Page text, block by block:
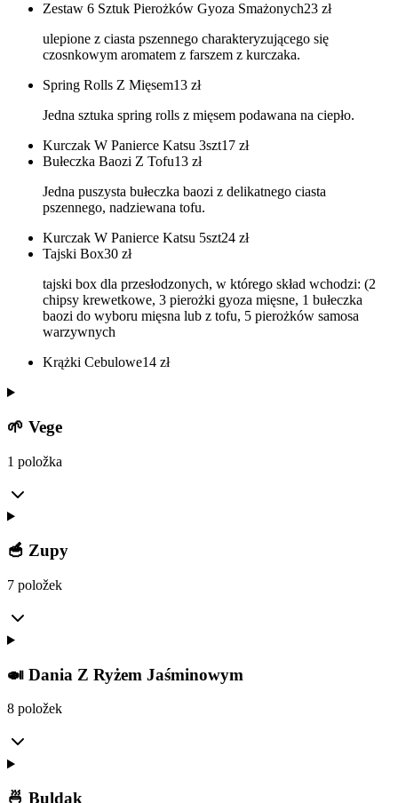
Zestaw 6 Sztuk Pierożków Gyoza Smażonych23 zł
ulepione z ciasta pszennego charakteryzującego się
czosnkowym aromatem z farszem z kurczaka.
Spring Rolls Z Mięsem13 zł
Jedna sztuka spring rolls z mięsem podawana na ciepło.
Kurczak W Panierce Katsu 3szt17 zł
Bułeczka Baozi Z Tofu13 zł
Jedna puszysta bułeczka baozi z delikatnego ciasta
pszennego, nadziewana tofu.
Kurczak W Panierce Katsu 5szt24 zł
Tajski Box30 zł
tajski box dla przesłodzonych, w którego skład wchodzi: (2
chipsy krewetkowe, 3 pierożki gyoza mięsne, 1 bułeczka
baozi do wyboru mięsna lub z tofu, 5 pierożków samosa
warzywnych
Krążki Cebulowe14 zł
🌱 Vege
1 položka
🥣 Zupy
7 položek
🍛 Dania Z Ryżem Jaśminowym
8 položek
🍜 Buldak